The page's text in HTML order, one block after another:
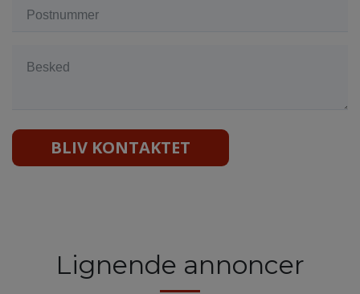
BLIV KONTAKTET
Lignende annoncer